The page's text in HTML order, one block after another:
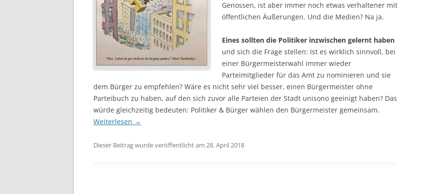
Genossen, ist aber immer noch etwas verhaltener mit
öffentlichen Äußerungen. Und die Medien? Na ja.
Eines sollten die Politiker inzwischen gelernt haben
und sich die Frage stellen: Ist es wirklich sinnvoll, bei
einer Bürgermeisterwahl immer wieder
Parteimitglieder für das Amt zu nominieren und sie
dem Bürger zu empfehlen? Wäre es nicht sehr viel besser, einen Bürgermeister ohne
Parteibuch zu haben, auf den sich zuvor alle Parteien der Stadt unisono geeinigt haben? Das
würde gleichzeitig bedeuten: Politiker & Bürger wählen den Bürgermeister gemeinsam.
Weiterlesen →
Dieser Beitrag wurde veröffentlicht am 28. April 2018